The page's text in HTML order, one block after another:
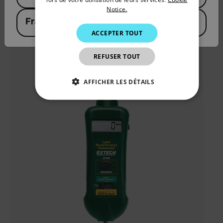
VOIR LE PRODUIT
France KOREAN
JAPANESE
CHINESE
Notice.
ACCEPTER TOUT
REFUSER TOUT
AFFICHER LES DÉTAILS
STRICTEMENT NÉCESSAIRES
PERFORMANCE
FONCTIONNALITÉ
Strictement nécessaires
Ciblage
Fonctionnalité